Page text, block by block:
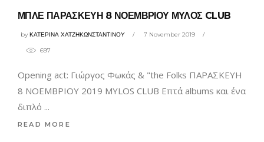
ΜΠΛΕ ΠΑΡΑΣΚΕΥΗ 8 ΝΟΕΜΒΡΙΟΥ ΜΥΛΟΣ CLUB
byΚΑΤΕΡΙΝΑ ΧΑΤΖΗΚΩΝΣΤΑΝΤΙΝΟΥ 7 November 2019
697
Opening act: Γιώργος Φωκάς & "the Folks ΠΑΡΑΣΚΕΥΗ
8 ΝΟΕΜΒΡΙΟΥ 2019 MYLOS CLUB Επτά albums και ένα
διπλό
READ MORE